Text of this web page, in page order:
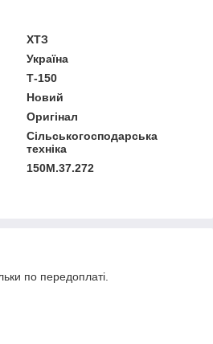
ХТЗ
Україна
Т-150
Новий
Оригінал
Сільськогосподарська
техніка
150М.37.272
по передоплаті.